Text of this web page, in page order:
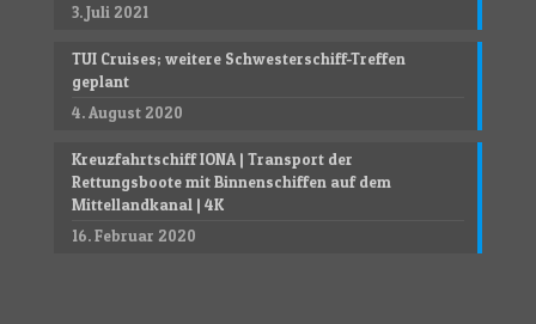
3. Juli 2021
TUI Cruises; weitere Schwesterschiff-Treffen
geplant
4. August 2020
Kreuzfahrtschiff IONA | Transport der
Rettungsboote mit Binnenschiffen auf dem
Mittellandkanal | 4K
16. Februar 2020